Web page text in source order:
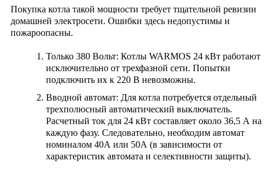
Покупка котла такой мощности требует тщательной ревизии
домашней электросети. Ошибки здесь недопустимы и
пожароопасны.
Только 380 Вольт: Котлы WARMOS 24 кВт работают
исключительно от трехфазной сети. Попытки
подключить их к 220 В невозможны.
Вводной автомат: Для котла потребуется отдельный
трехполюсный автоматический выключатель.
Расчетный ток для 24 кВт составляет около 36,5 А на
каждую фазу. Следовательно, необходим автомат
номиналом 40А или 50А (в зависимости от
характеристик автомата и селективности защиты).